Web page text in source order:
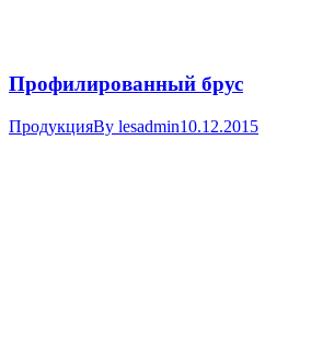
Профилированный брус
ПродукцияBy lesadmin10.12.2015